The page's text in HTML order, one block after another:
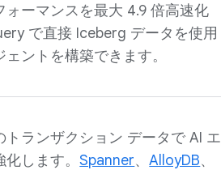
ォーマンスを最大 4.9 倍高速化
で直接 Iceberg データを使用
ントを構築できます。
トランザクション データで AI エ
化します。Spanner、AlloyDB、